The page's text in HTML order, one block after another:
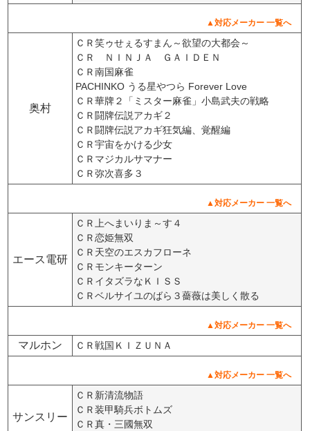
▲対応メーカー 一覧へ
奥村
ＣＲ笑ゥせぇるすまん～欲望の大都会～
ＣＲ ＮＩＮＪＡ ＧＡＩＤＥＮ
ＣＲ南国麻雀
PACHINKO うる星やつら Forever Love
ＣＲ華牌２「ミスター麻雀」小島武夫の戦略
ＣＲ闘牌伝説アカギ２
ＣＲ闘牌伝説アカギ狂気編、覚醒編
ＣＲ宇宙をかける少女
ＣＲマジカルサマナー
ＣＲ弥次喜多３
▲対応メーカー 一覧へ
エース電研
ＣＲ上へまいりま～す４
ＣＲ恋姫無双
ＣＲ天空のエスカフローネ
ＣＲモンキーターン
ＣＲイタズラなＫＩＳＳ
ＣＲベルサイユのばら３薔薇は美しく散る
▲対応メーカー 一覧へ
マルホン ＣＲ戦国ＫＩＺＵＮＡ
▲対応メーカー 一覧へ
サンスリー
ＣＲ新清流物語
ＣＲ装甲騎兵ボトムズ
ＣＲ真・三國無双